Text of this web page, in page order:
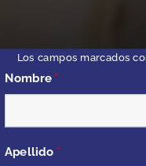
Los campos marcados
Nombre *
Apellido *